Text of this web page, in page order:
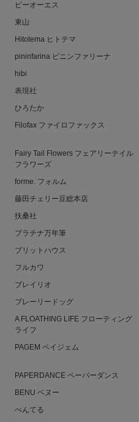
ピーオーエス
東山
Hitotema ヒトテマ
pininfarina ピニンファリーナ
hibi
表現社
ひろたか
Filofax ファイロファックス
Fairy Tail Flowers フェアリーテイル
フラワーズ
forme. フォルム
藤田チェリー豆総本店
扶桑社
プラチナ万年筆
ブリットハウス
フルカワ
ブレイリオ
プレーリードッグ
A FLOATHING LIFE フローティング
ライフ
PAGEM ペイジェム
PAPERDANCE ペーパーダンス
BENU ベヌー
ぺんてる